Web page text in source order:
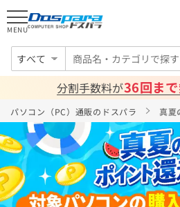
MENU
すべて
分割手数料が36回まで
パソコン（PC）通販のドスパラ 真夏